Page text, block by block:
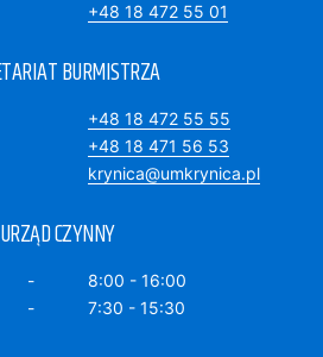
+48 18 472 55 01
BURMISTRZA
+48 18 472 55 55
+48 18 471 56 53
krynica@umkrynica.pl
URZĄD CZYNNY
8:00 - 16:00
7:30 - 15:30